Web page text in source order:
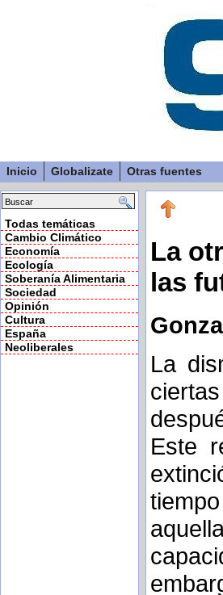
Inicio Globalizate Otras fuentes
Todas temáticas
Cambio Climático
Economía
Ecología
Soberanía Alimentaria
Sociedad
Opinión
Cultura
España
Neoliberales
La
las
La
Este